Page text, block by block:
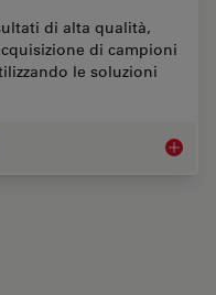
di alta qualità,
di campioni
le soluzioni
Flussi